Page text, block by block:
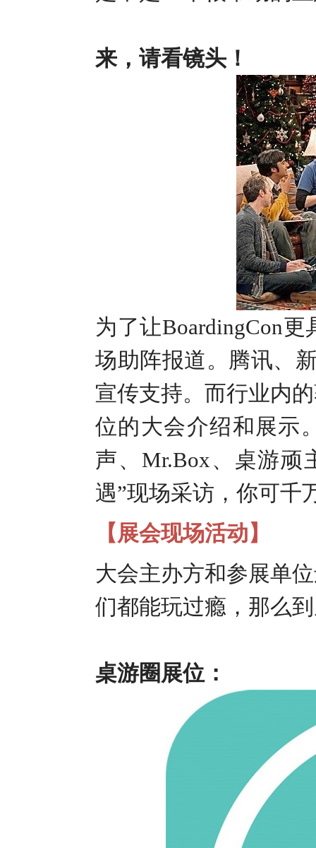
来，请看镜头！
为了让BoardingCon更
场助阵报道。腾讯、
宣传支持。而行业内
位的大会介绍和展示
声、 Mr.Box、桌游顽
遇”现场采访，你可千
【展会现场活动】
大会主办方和参展单
们都能玩过瘾，那么
桌游圈展位：